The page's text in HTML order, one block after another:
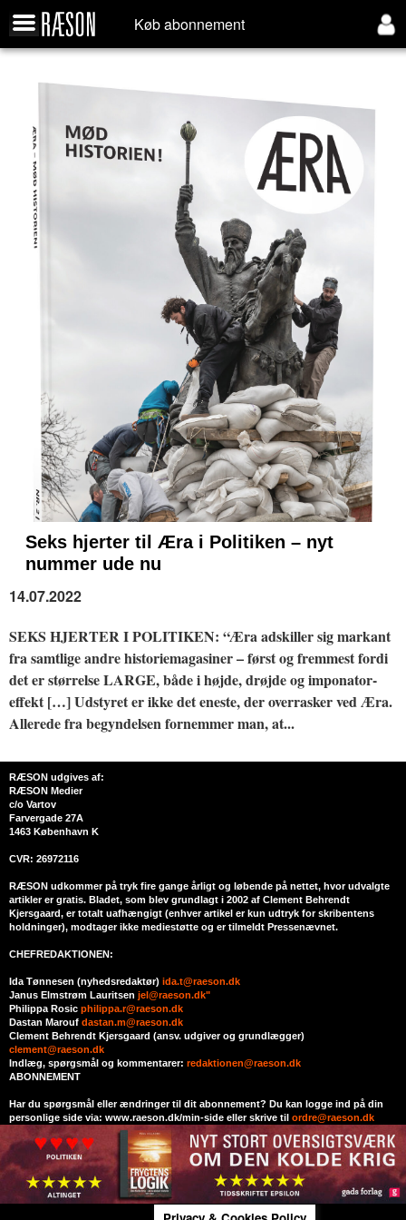
Køb abonnement
Seks hjerter til Æra i Politiken – nyt
nummer ude nu
14.07.2022
SEKS HJERTER I POLITIKEN: “Æra adskiller sig markant
fra samtlige andre historiemagasiner – først og fremmest fordi
det er størrelse LARGE, både i højde, drøjde og imponator-
effekt […] Udstyret er ikke det eneste, der overrasker ved Æra.
Allerede fra begyndelsen fornemmer man, at...
RÆSON udgives af:
RÆSON Medier
c/o Vartov
Farvergade 27A
1463 København K
CVR: 26972116
RÆSON udkommer på tryk fire gange årligt og løbende på nettet, hvor udvalgte
artikler er gratis. Bladet, som blev grundlagt i 2002 af Clement Behrendt
Kjersgaard, er totalt uafhængigt (enhver artikel er kun udtryk for skribentens
holdninger), modtager ikke mediestøtte og er tilmeldt Pressenævnet.
CHEFREDAKTIONEN:
Ida Tønnesen (nyhedsredaktør) ida.t@raeson.dk
Janus Elmstrøm Lauritsen jel@raeson.dk"
Philippa Rosic philippa.r@raeson.dk
Dastan Marouf dastan.m@raeson.dk
Clement Behrendt Kjersgaard (ansv. udgiver og grundlægger)
clement@raeson.dk
Indlæg, spørgsmål og kommentarer: redaktionen@raeson.dk
ABONNEMENT
Har du spørgsmål eller ændringer til dit abonnement? Du kan logge ind på din
personlige side via: www.raeson.dk/min-side eller skrive til ordre@raeson.dk